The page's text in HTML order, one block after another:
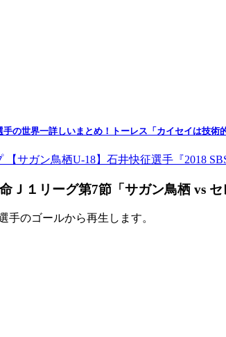
の世界一詳しいまとめ！トーレス「カイセイは技術
サガン鳥栖U-18】石井快征選手『2018
Ｊ１リーグ第7節「サガン鳥栖 vs セ
手のゴールから再生します。